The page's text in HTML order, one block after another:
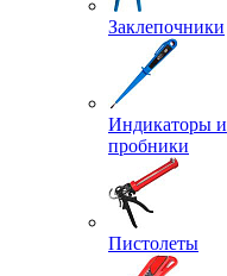
Заклепочники
Индикаторы и
пробники
Пистолеты